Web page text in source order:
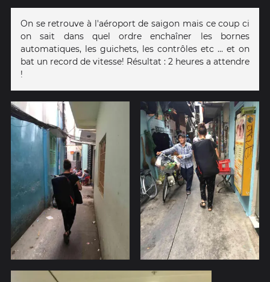
On se retrouve à l'aéroport de saigon mais ce coup ci
on sait dans quel ordre enchaîner les bornes
automatiques, les guichets, les contrôles etc ... et on
bat un record de vitesse! Résultat : 2 heures a attendre
!